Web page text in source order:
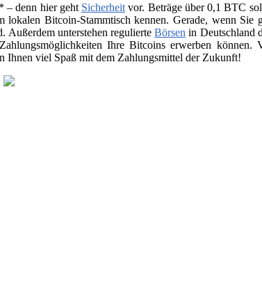
– denn hier geht Sicherheit vor. Beträge über 0,1 BTC
Bitcoin-Stammtisch kennen. Gerade, wenn Sie
Außerdem unterstehen regulierteBörsen in Deutschland
Ihre Bitcoins erwerben können.
Ihnen viel Spaß mit dem Zahlungsmittel der Zukunft!